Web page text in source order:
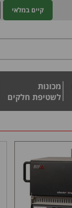
קיים במלאי
מכונות
לשטיפת חלקים